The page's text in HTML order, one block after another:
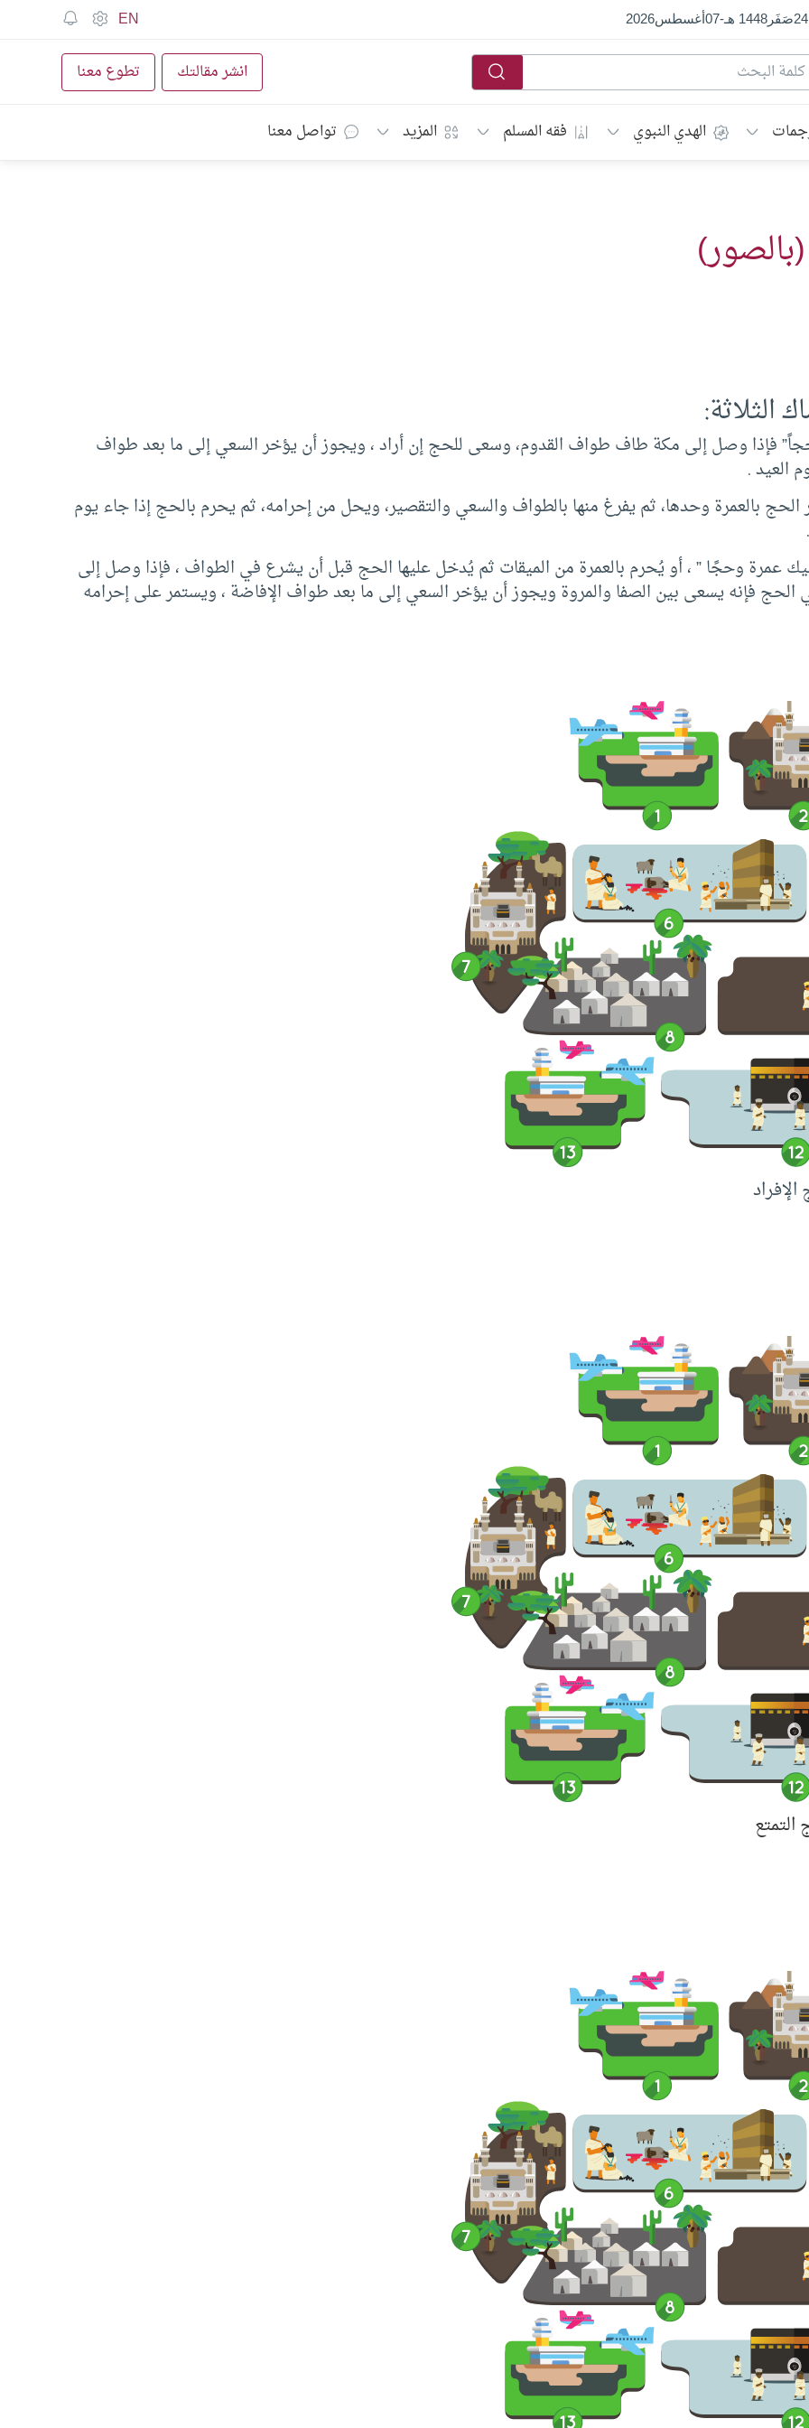
24صَفَر1448 هـ -
07أغسطس2026
EN
انشر مقالتك تطوع معنا
الهدي النبوي فقه المسلم المزيد تواصل معنا
الثلاثة:
فإذا وصل إلى مكة طاف طواف القدوم، وسعى للحج إن أراد ، ويجوز أن يؤخر السعي إلى ما بعد طواف
العيد .
بالعمرة وحدها، ثم يفرغ منها بالطواف والسعي والتقصير، ويحل من إحرامه، ثم يحرم بالحج إذا جاء يوم
عمرة وحجًا ” ، أو يُحرم بالعمرة من الميقات ثم يُدخل عليها الحج قبل أن يشرع في الطواف ، فإذا وصل إلى
فإنه يسعى بين الصفا والمروة ويجوز أن يؤخر السعي إلى ما بعد طواف الإفاضة ، ويستمر على إحرامه